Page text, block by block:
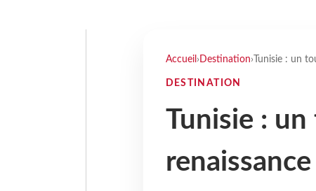
Accueil › Destination› Tunisie : un
DESTINATION
Tunisie :
renaissance